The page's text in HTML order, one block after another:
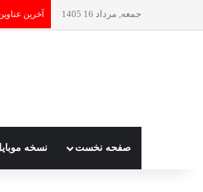
جمعه, مرداد 16 1405 آخرین
صفحه نخست نسخه